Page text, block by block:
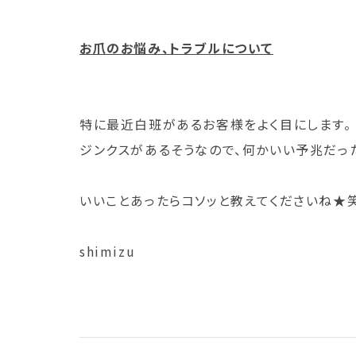
お爪のお悩み、トラブルについて
特に最近白班があるお客様をよく目にします。
ジンクスがあるそうなので、何かいい予兆だ
いいことあったらコソッと教えてくださいね★
shimizu